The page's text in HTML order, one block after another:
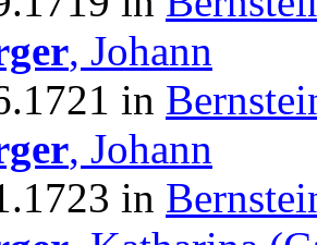
, Johann
in
, Johann
in